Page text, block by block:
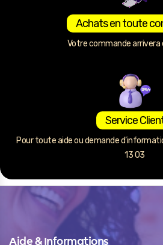
Achats en toute
Votre commande arrivera
Service
Pour toute aide ou demande
13 03
Aide & Informations